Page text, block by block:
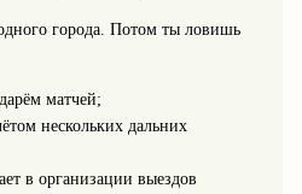
города. Потом ты ловишь
матчей;
нескольких дальних
в организации выездов